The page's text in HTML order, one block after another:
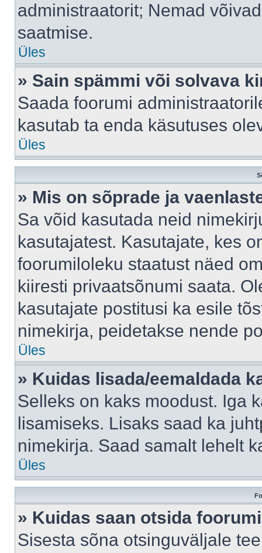
administraatorit; Nemad
saatmise.
Üles
» Sain spämmi või solvava
Saada foorumi
kasutab ta enda käsutuses
Üles
» Mis on sõprade ja
Sa võid kasutada neid
kasutajatest. Kasutajate, kes
foorumiloleku staatust näed
kiiresti privaatsõnumi saata.
kasutajate postitusi ka esile
nimekirja, peidetakse nende
Üles
» Kuidas lisada/eemaldada
Selleks on kaks moodust. Iga
lisamiseks. Lisaks saad ka
nimekirja. Saad samalt lehelt
Üles
» Kuidas saan otsida
Sisesta sõna otsinguväljale